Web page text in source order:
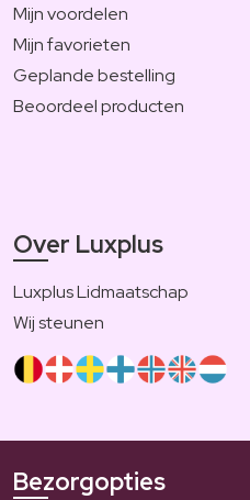
Mijn voordelen
Mijn favorieten
Geplande bestelling
Beoordeel producten
Over Luxplus
Luxplus Lidmaatschap
Wij steunen
Bezorgopties